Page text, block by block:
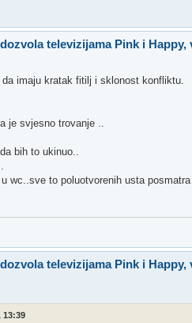
televizijama Pink i Happy,
imaju kratak fitilj i sklonost konfliktu.
je svjesno trovanje ..
bih to ukinuo..
wc..sve to poluotvorenih usta
televizijama Pink i Happy,
13:39